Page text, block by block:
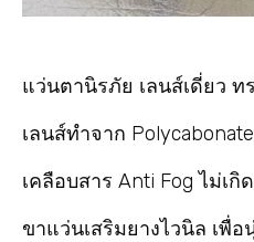
แว่นตานิรภัย เลนส์เดี่ยว ท
เลนส์ทำจาก
เคลือบสาร Anti Fog ไม่เกิ
ขาแว่นเสริมยางไวนิล เพื่อ